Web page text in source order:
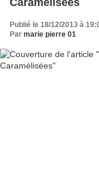
Publié le 18/12/2013 à
Par marie pierre 01